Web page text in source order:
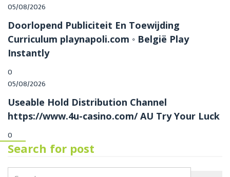
05/08/2026
Doorlopend Publiciteit En Toewijding
Curriculum playnapoli.com ◦ België Play
Instantly
0
05/08/2026
Useable Hold Distribution Channel
https://www.4u-casino.com/ AU Try Your Luck
0
Search for post